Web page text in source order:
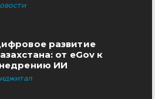
развитие
от eGov к
ИИ